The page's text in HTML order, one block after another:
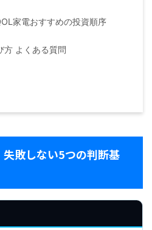
家電おすすめの投資順序
方 よくある質問
敗しない5つの判断基